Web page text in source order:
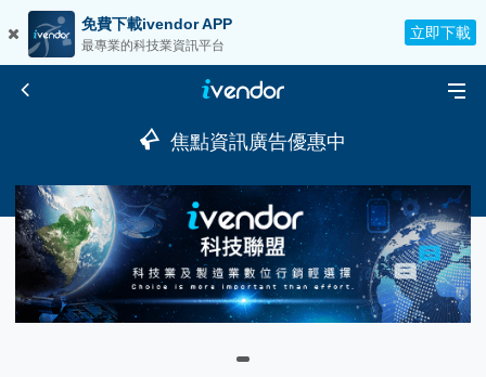
免費下載ivendor APP
最專業的科技業資訊平台
立即下載
焦點資訊廣告優惠中